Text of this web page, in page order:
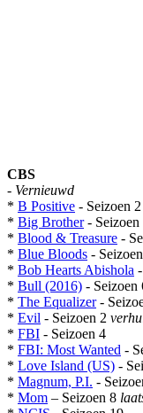
CBS
- Vernieuwd
* B Positive - Seizoen 2
* Big Brother- Seizoen
* Blood & Treasure -
* Blue Bloods -
* Bob Hearts Abishola
* Bull (2016) - Seizoen
* The Equalizer-
* Evil - Seizoen 2
* FBI - Seizoen 4
* FBI: Most Wanted -
* Love Island (US) -
* Magnum, P.I. -
* Mom – Seizoen 8